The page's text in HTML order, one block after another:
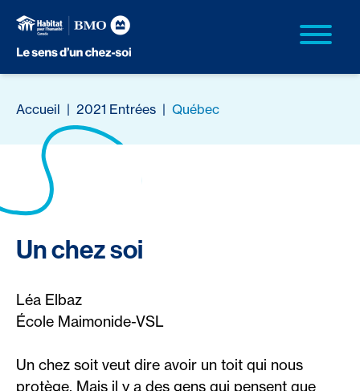
Accueil | 2021 Entrées | Québec
Un chez soi
Léa Elbaz
École Maimonide-VSL
Un chez soit veut dire avoir un toit qui nous
protège. Mais il y a des gens qui pensent que